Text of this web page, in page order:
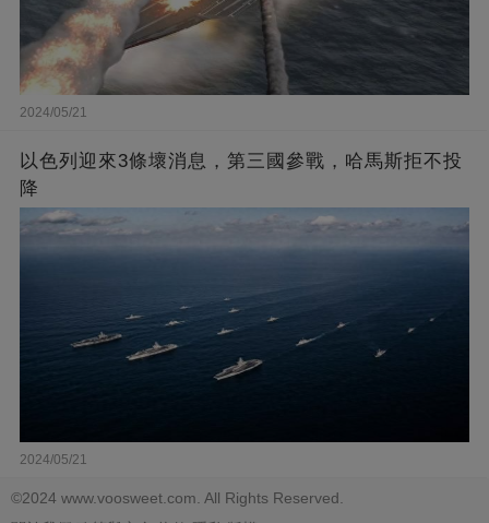
2024/05/21
以色列迎來3條壞消息，第三國參戰，哈馬斯拒不投
降
2024/05/21
©2024 www.voosweet.com. All Rights Reserved.